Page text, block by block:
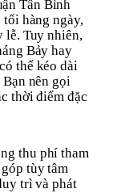
Tân Bình
tối hàng ngày,
lễ. Tuy nhiên,
Bảy hay
thể kéo dài
nên gọi
thời điểm đặc
thu phí tham
tùy tâm
trì và phát